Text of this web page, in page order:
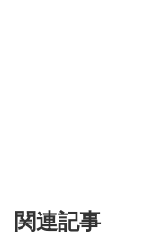
関連記事